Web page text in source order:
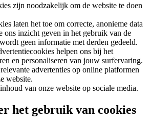
zijn noodzakelijk om de website te doen
laten het toe om correcte, anonieme data
ons inzicht geven in het gebruik van de
geen informatie met derden gedeeld.
helpen ons bij het
en personaliseren van jouw surfervaring.
advertenties op online platformen
website.
van onze website op sociale media.
het gebruik van cookies